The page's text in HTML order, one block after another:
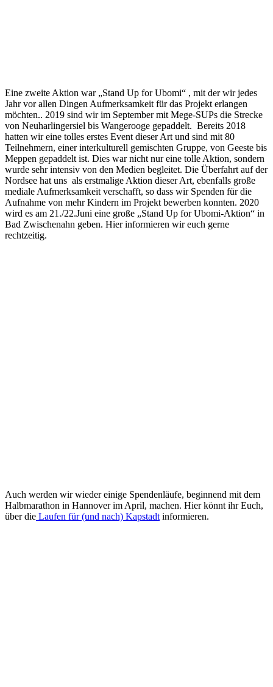
Eine zweite Aktion war „Stand Up for Ubomi“ , mit der wir jedes
Jahr vor allen Dingen Aufmerksamkeit für das Projekt erlangen
möchten.. 2019 sind wir im September mit Mege-SUPs die Strecke
von Neuharlingersiel bis Wangerooge gepaddelt. Bereits 2018
hatten wir eine tolles erstes Event dieser Art und sind mit 80
Teilnehmern, einer interkulturell gemischten Gruppe, von Geeste bis
Meppen gepaddelt ist. Dies war nicht nur eine tolle Aktion, sondern
wurde sehr intensiv von den Medien begleitet. Die Überfahrt auf der
Nordsee hat uns als erstmalige Aktion dieser Art, ebenfalls große
mediale Aufmerksamkeit verschafft, so dass wir Spenden für die
Aufnahme von mehr Kindern im Projekt bewerben konnten. 2020
wird es am 21./22.Juni eine große „Stand Up for Ubomi-Aktion“ in
Bad Zwischenahn geben. Hier informieren wir euch gerne
rechtzeitig.
Auch werden wir wieder einige Spendenläufe, beginnend mit dem
Halbmarathon in Hannover im April, machen. Hier könnt ihr Euch,
über die Laufen für (und nach) Kapstadt informieren.